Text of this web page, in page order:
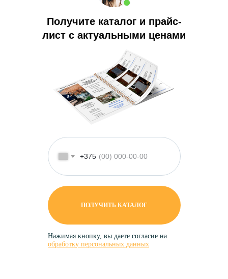
Получите каталог и прайс-
лист с актуальными ценами
+375
ПОЛУЧИТЬ КАТАЛОГ
Нажимая кнопку, вы даете согласие на
обработку персональных данных